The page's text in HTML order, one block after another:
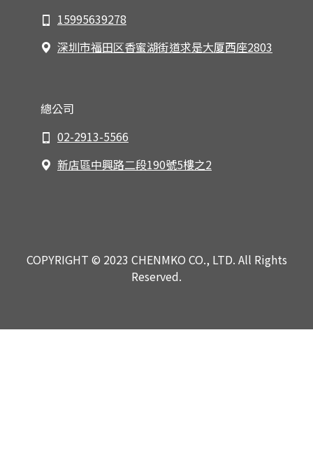
15995639278
深圳市福田区香蜜湖街道求是大厦西座2803
總公司
02-2913-5566
新店區中興路二段190號5樓之2
COPYRIGHT © 2023 CHENMKO CO., LTD. All Rights
Reserved.